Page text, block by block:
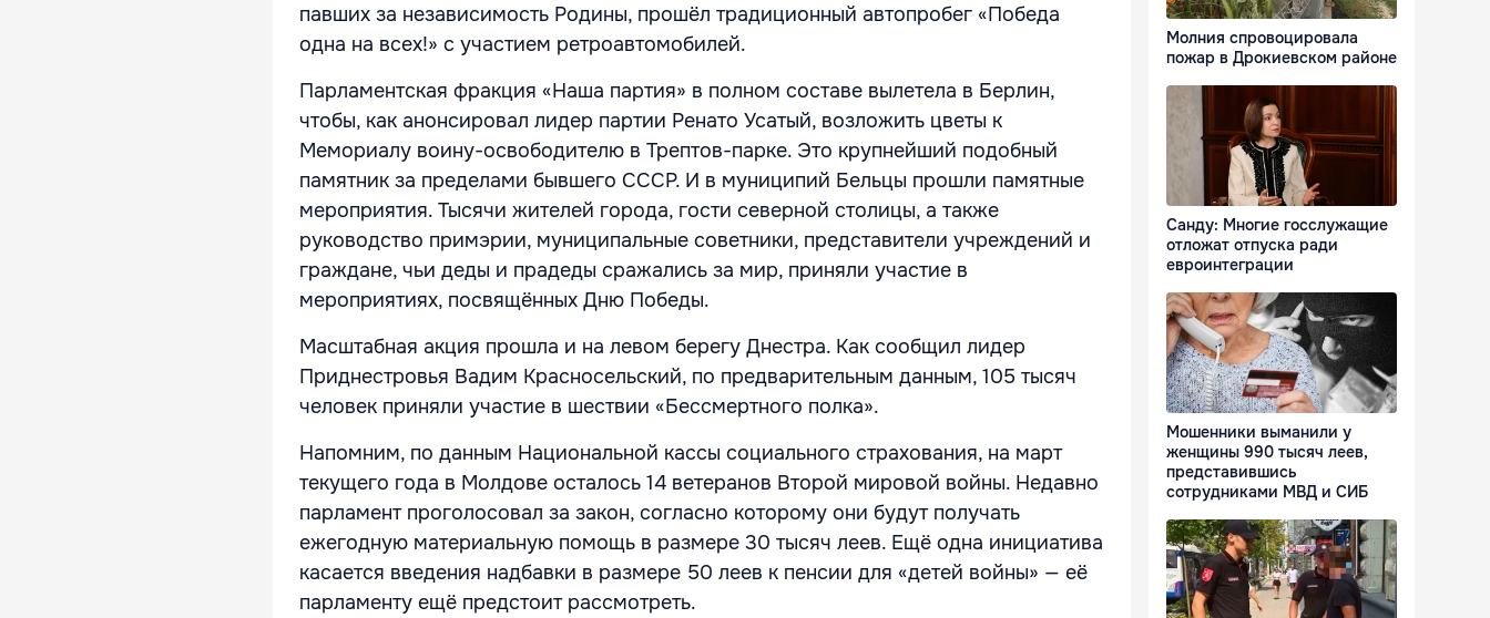
павших за независимость Родины, прошёл традиционный автопробег «Победа
одна на всех!» с участием ретроавтомобилей.
Парламентская фракция «Наша партия» в полном составе вылетела в Берлин,
чтобы, как анонсировал лидер партии Ренато Усатый, возложить цветы к
Мемориалу воину-освободителю в Трептов-парке. Это крупнейший подобный
памятник за пределами бывшего СССР. И в муниципий Бельцы прошли памятные
мероприятия. Тысячи жителей города, гости северной столицы, а также
руководство примэрии, муниципальные советники, представители учреждений и
граждане, чьи деды и прадеды сражались за мир, приняли участие в
мероприятиях, посвящённых Дню Победы.
Масштабная акция прошла и на левом берегу Днестра. Как сообщил лидер
Приднестровья Вадим Красносельский, по предварительным данным, 105 тысяч
человек приняли участие в шествии «Бессмертного полка».
Напомним, по данным Национальной кассы социального страхования, на март
текущего года в Молдове осталось 14 ветеранов Второй мировой войны. Недавно
парламент проголосовал за закон, согласно которому они будут получать
ежегодную материальную помощь в размере 30 тысяч леев. Ещё одна инициатива
касается введения надбавки в размере 50 леев к пенсии для «детей войны» — её
парламенту ещё предстоит рассмотреть.
Молния спровоцировала
пожар в Дрокиевском районе
Санду: Многие госслужащие
отложат отпуска ради
евроинтеграции
Мошенники выманили у
женщины 990 тысяч леев,
представившись
сотрудниками МВД и СИБ